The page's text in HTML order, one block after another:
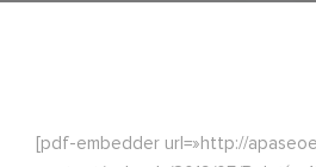
[pdf-embedder url=»http://